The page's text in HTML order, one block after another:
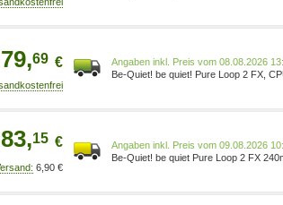
79,69 €
Preis vom 08.08.2026
Be-Quiet! be quiet! Pure Loop 2 FX,
83,15 €
6,90 €
Preis vom 09.08.2026
Be-Quiet! be quiet Pure Loop 2 FX